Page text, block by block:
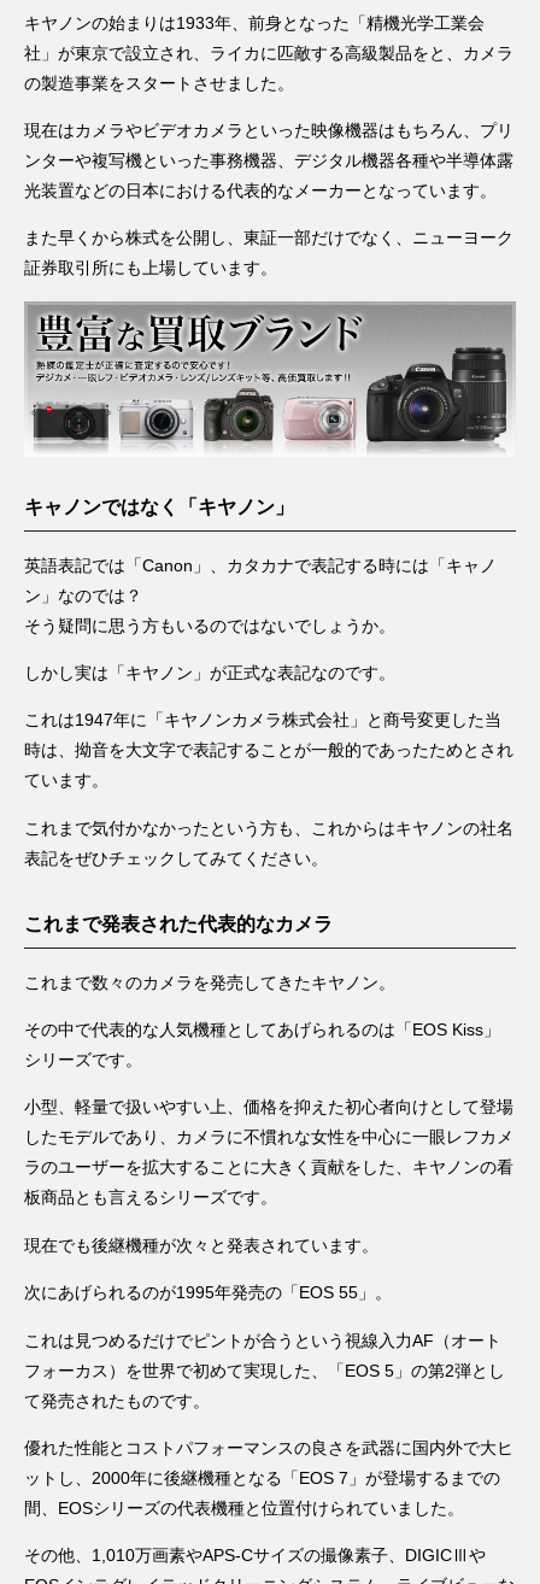
キヤノンの始まりは1933年、前身となった「精機光学工業会
社」が東京で設立され、ライカに匹敵する高級製品をと、カメラ
の製造事業をスタートさせました。
現在はカメラやビデオカメラといった映像機器はもちろん、プリ
ンターや複写機といった事務機器、デジタル機器各種や半導体露
光装置などの日本における代表的なメーカーとなっています。
また早くから株式を公開し、東証一部だけでなく、ニューヨーク
証券取引所にも上場しています。
キャノンではなく「キヤノン」
英語表記では「Canon」、カタカナで表記する時には「キャノ
ン」なのでは？
そう疑問に思う方もいるのではないでしょうか。
しかし実は「キヤノン」が正式な表記なのです。
これは1947年に「キヤノンカメラ株式会社」と商号変更した当
時は、拗音を大文字で表記することが一般的であったためとされ
ています。
これまで気付かなかったという方も、これからはキヤノンの社名
表記をぜひチェックしてみてください。
これまで発表された代表的なカメラ
これまで数々のカメラを発売してきたキヤノン。
その中で代表的な人気機種としてあげられるのは「EOS Kiss」
シリーズです。
小型、軽量で扱いやすい上、価格を抑えた初心者向けとして登場
したモデルであり、カメラに不慣れな女性を中心に一眼レフカメ
ラのユーザーを拡大することに大きく貢献をした、キヤノンの看
板商品とも言えるシリーズです。
現在でも後継機種が次々と発表されています。
次にあげられるのが1995年発売の「EOS 55」。
これは見つめるだけでピントが合うという視線入力AF（オート
フォーカス）を世界で初めて実現した、「EOS 5」の第2弾とし
て発売されたものです。
優れた性能とコストパフォーマンスの良さを武器に国内外で大ヒ
ットし、2000年に後継機種となる「EOS 7」が登場するまでの
間、EOSシリーズの代表機種と位置付けられていました。
その他、1,010万画素やAPS-Cサイズの撮像素子、DIGICⅢや